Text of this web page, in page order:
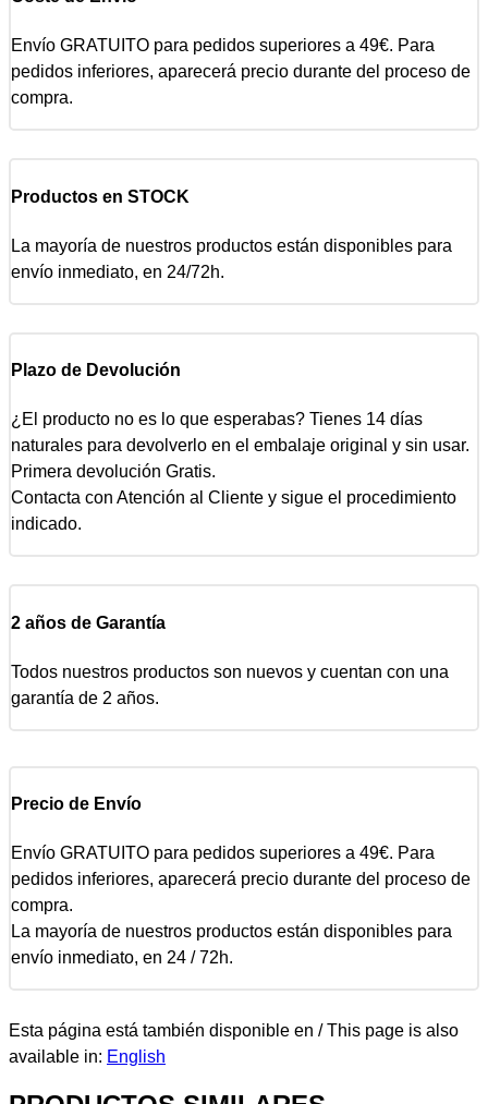
Envío GRATUITO para pedidos superiores a 49€. Para
pedidos inferiores, aparecerá precio durante del proceso de
compra.
Productos en STOCK
La mayoría de nuestros productos están disponibles para
envío inmediato, en 24/72h.
Plazo de Devolución
¿El producto no es lo que esperabas? Tienes 14 días
naturales para devolverlo en el embalaje original y sin usar.
Primera devolución Gratis.
Contacta con Atención al Cliente y sigue el procedimiento
indicado.
2 años de Garantía
Todos nuestros productos son nuevos y cuentan con una
garantía de 2 años.
Precio de Envío
Envío GRATUITO para pedidos superiores a 49€. Para
pedidos inferiores, aparecerá precio durante del proceso de
compra.
La mayoría de nuestros productos están disponibles para
envío inmediato, en 24 / 72h.
Esta página está también disponible en / This page is also
available in: English